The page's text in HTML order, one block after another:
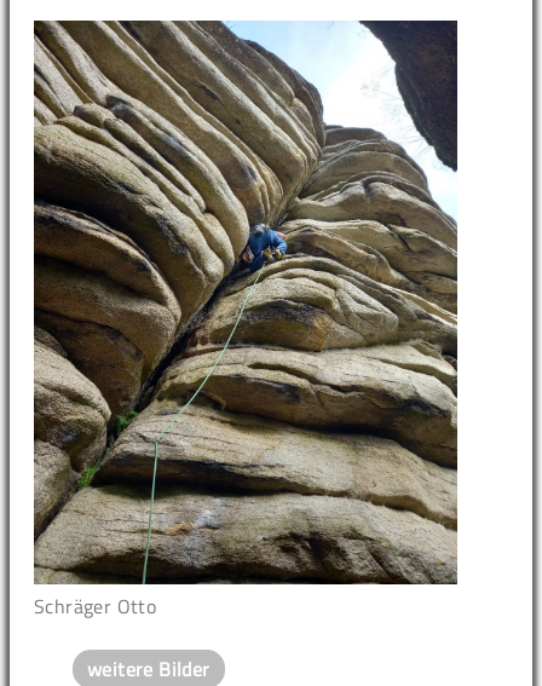
Schräger Otto
weitere Bilder